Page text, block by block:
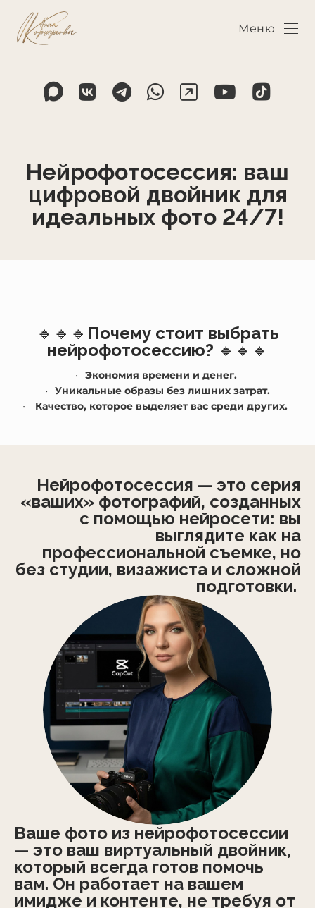
Меню
Нейрофотосессия: ваш
цифровой двойник для
идеальных фото 24/7!
🔹🔹🔹 Почему стоит выбрать
нейрофотосессию? 🔹🔹🔹
Экономия времени и денег.
Уникальные образы без лишних затрат.
Качество, которое выделяет вас среди других.
Нейрофотосессия — это серия
«ваших» фотографий, созданных
с помощью нейросети: вы
выглядите как на
профессиональной съемке, но
без студии, визажиста и сложной
подготовки.
Ваше фото из нейрофотосессии
— это ваш виртуальный двойник,
который всегда готов помочь
вам. Он работает на вашем
имидже и контенте, не требуя от